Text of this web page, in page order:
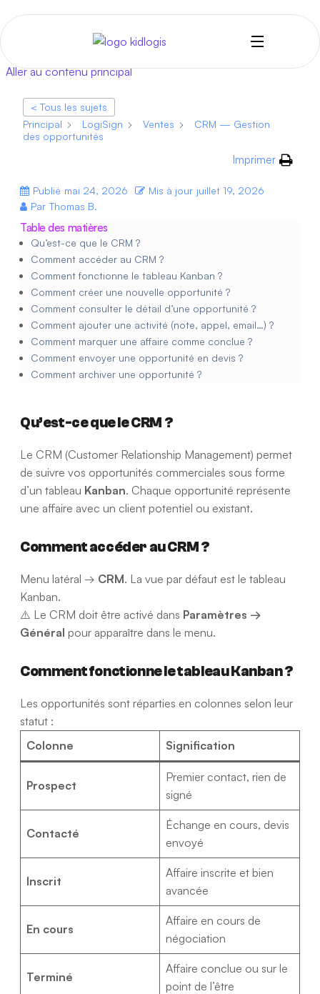
Aller au contenu principal
< Tous les sujets
Principal
LogiSign Ventes
CRM — Gestion
des opportunités
Imprimer
Publié mai 24, 2026 Mis à jour juillet 19, 2026
Par Thomas B.
Table des matières
Qu’est-ce que le CRM ?
Comment accéder au CRM ?
Comment fonctionne le tableau Kanban ?
Comment créer une nouvelle opportunité ?
Comment consulter le détail d’une opportunité ?
Comment ajouter une activité (note, appel, email…) ?
Comment marquer une affaire comme conclue ?
Comment envoyer une opportunité en devis ?
Comment archiver une opportunité ?
Qu’est-ce que le CRM ?
Le CRM (Customer Relationship Management) permet
de suivre vos opportunités commerciales sous forme
d’un tableau Kanban. Chaque opportunité représente
une affaire avec un client potentiel ou existant.
Comment accéder au CRM ?
Menu latéral → CRM. La vue par défaut est le tableau
Kanban.
⚠️ Le CRM doit être activé dans Paramètres →
Général pour apparaître dans le menu.
Comment fonctionne le tableau Kanban ?
Les opportunités sont réparties en colonnes selon leur
statut :
Colonne
Signification
Prospect
Premier contact, rien de
signé
Contacté
Échange en cours, devis
envoyé
Inscrit
Affaire inscrite et bien
avancée
En cours
Affaire en cours de
négociation
Terminé
Affaire conclue ou sur le
point de l’être